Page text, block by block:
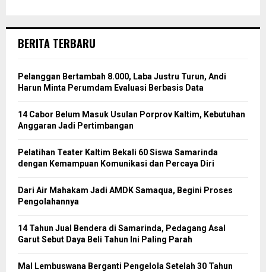
BERITA TERBARU
Pelanggan Bertambah 8.000, Laba Justru Turun, Andi
Harun Minta Perumdam Evaluasi Berbasis Data
14 Cabor Belum Masuk Usulan Porprov Kaltim, Kebutuhan
Anggaran Jadi Pertimbangan
Pelatihan Teater Kaltim Bekali 60 Siswa Samarinda
dengan Kemampuan Komunikasi dan Percaya Diri
Dari Air Mahakam Jadi AMDK Samaqua, Begini Proses
Pengolahannya
14 Tahun Jual Bendera di Samarinda, Pedagang Asal
Garut Sebut Daya Beli Tahun Ini Paling Parah
Mal Lembuswana Berganti Pengelola Setelah 30 Tahun